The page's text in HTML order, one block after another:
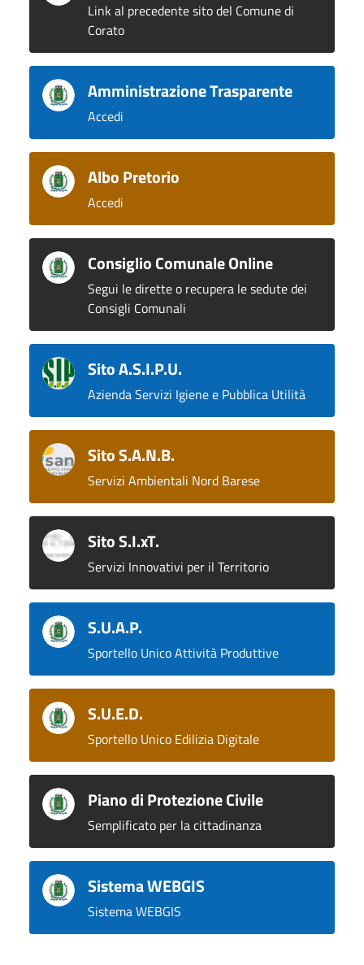
Link al precedente sito del Comune di
Corato
Amministrazione Trasparente
Accedi
Albo Pretorio
Accedi
Consiglio Comunale Online
Segui le dirette o recupera le sedute dei
Consigli Comunali
Sito A.S.I.P.U.
Azienda Servizi Igiene e Pubblica Utilità
Sito S.A.N.B.
Servizi Ambientali Nord Barese
Sito S.I.xT.
Servizi Innovativi per il Territorio
S.U.A.P.
Sportello Unico Attività Produttive
S.U.E.D.
Sportello Unico Edilizia Digitale
Piano di Protezione Civile
Semplificato per la cittadinanza
Sistema WEBGIS
Sistema WEBGIS